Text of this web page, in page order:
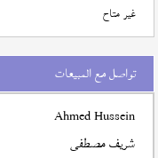
غير متاح
تواصل مع المبيعات
Ahmed Hussein
شريف مصطفى